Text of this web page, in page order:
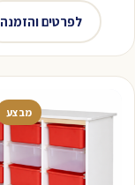
לפרטים והזמנה
מבצע